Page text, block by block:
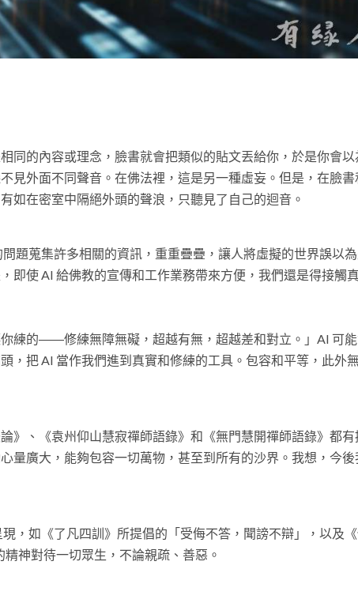
同的內容或理念，臉書就會把類似的貼文丟給你，於是你會以
見外面不同聲音。在佛法裡，這是另一種虛妄。但是，在臉書
如在密室中隔絕外頭的聲浪，只聽見了自己的迴音。
題蒐集許多相關的資訊，重重疊疊，讓人將虛擬的世界誤以
即使 AI 給佛教的宣傳和工作業務帶來方便，我們還是得接觸
練的――修練無障無礙，超越有無，超越差和對立。」AI 可
，把 AI 當作我們進到真實和修練的工具。包容和平等，此外
》、《袁州仰山慧寂禪師語錄》和《無門慧開禪師語錄》都有
量廣大，能夠包容一切萬物，甚至到所有的沙界。我想，今
，如《了凡四訓》所提倡的「受侮不答，聞謗不辯」，以及
神對待一切眾生，不論親疏、善惡。